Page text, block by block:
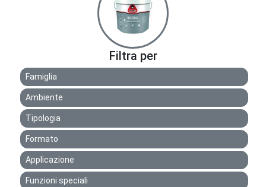
Filtra per
Famiglia
Ambiente
Tipologia
Formato
Applicazione
Funzioni speciali